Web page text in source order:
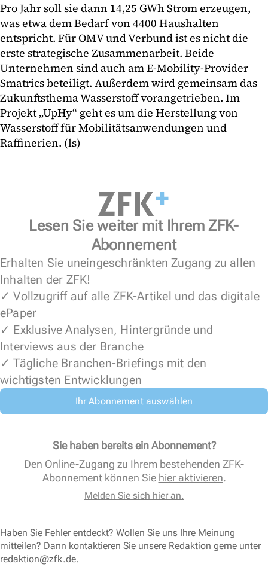
Pro Jahr soll sie dann 14,25 GWh Strom erzeugen,
was etwa dem Bedarf von 4400 Haushalten
entspricht. Für OMV und Verbund ist es nicht die
erste strategische Zusammenarbeit. Beide
Unternehmen sind auch am E-Mobility-Provider
Smatrics beteiligt. Außerdem wird gemeinsam das
Zukunftsthema Wasserstoff vorangetrieben. Im
Projekt „UpHy“ geht es um die Herstellung von
Wasserstoff für Mobilitätsanwendungen und
Raffinerien. (ls)
Lesen Sie weiter mit Ihrem ZFK-
Abonnement
Erhalten Sie uneingeschränkten Zugang zu allen
Inhalten der ZFK!
✓ Vollzugriff auf alle ZFK-Artikel und das digitale
ePaper
✓ Exklusive Analysen, Hintergründe und
Interviews aus der Branche
✓ Tägliche Branchen-Briefings mit den
wichtigsten Entwicklungen
Ihr Abonnement auswählen
Sie haben bereits ein Abonnement?
Den Online-Zugang zu Ihrem bestehenden ZFK-
Abonnement können Sie hier aktivieren.
Melden Sie sich hier an.
Haben Sie Fehler entdeckt? Wollen Sie uns Ihre Meinung
mitteilen? Dann kontaktieren Sie unsere Redaktion gerne unter
redaktion@zfk.de.